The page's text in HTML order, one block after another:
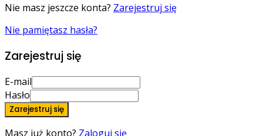
Nie masz jeszcze konta? Zarejestruj się
Nie pamiętasz hasła?
Zarejestruj się
E-mail
Hasło
Zarejestruj się
Masz już konto? Zaloguj się